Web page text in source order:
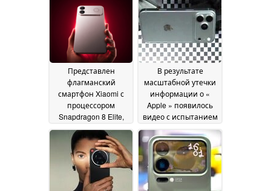
Представлен
флагманский
смартфон Xiaomi с
процессором
Snapdragon 8 Elite,
дисплеем с частотой
обновления 165 Гц и
динамиками,
настроенными
компанией Bose
July 2026
В результате
масштабной утечки
информации о «
Apple » появилось
видео с испытанием
iPhone 18 Pro на
падение,
информация о
новом «Dynamic
Island» и многое
другое